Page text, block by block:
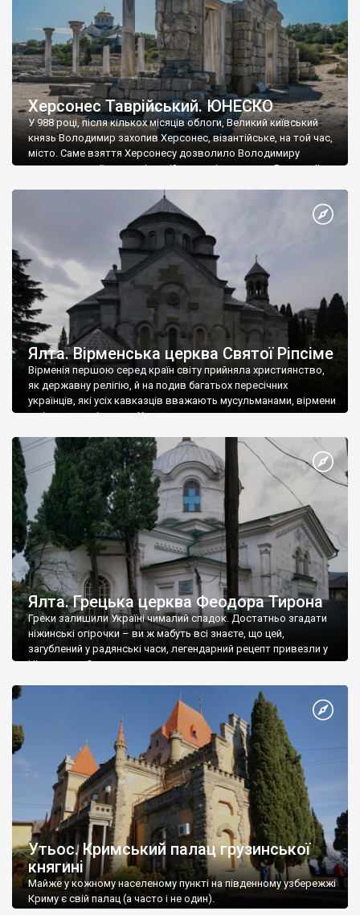
Херсонес Таврійський. ЮНЕСКО
У 988 році, після кількох місяців облоги, Великий київський
князь Володимир захопив Херсонес, візантійське, на той час,
місто. Саме взяття Херсонесу дозволило Володимиру
диктувати свої умови візантійському імператору Василю ІІ, та
Херсонесі Володимир-язичник, став Василем-християнином.
А потім було Хрещення Русі. На честь Херсонесу Таврійського
Ялта. Вірменська церква Святої Ріпсіме
Вірменія першою серед країн світу прийняла християнство,
як державну релігію, й на подив багатьох пересічних
українців, які усіх кавказців вважають мусульманами, вірмени
є відданими вірянами Христа
Ялта. Грецька церква Феодора Тирона
Греки залишили Україні чималий спадок. Достатньо згадати
ніжинські огірочки – ви ж мабуть всі знаєте, що цей,
загублений у радянські часи, легендарний рецепт привезли у
Ніжин греки?
Утьос. Кримський палац грузинської
княгині
Майже у кожному населеному пункті на південному узбережжі
Криму є свій палац (а часто і не один).